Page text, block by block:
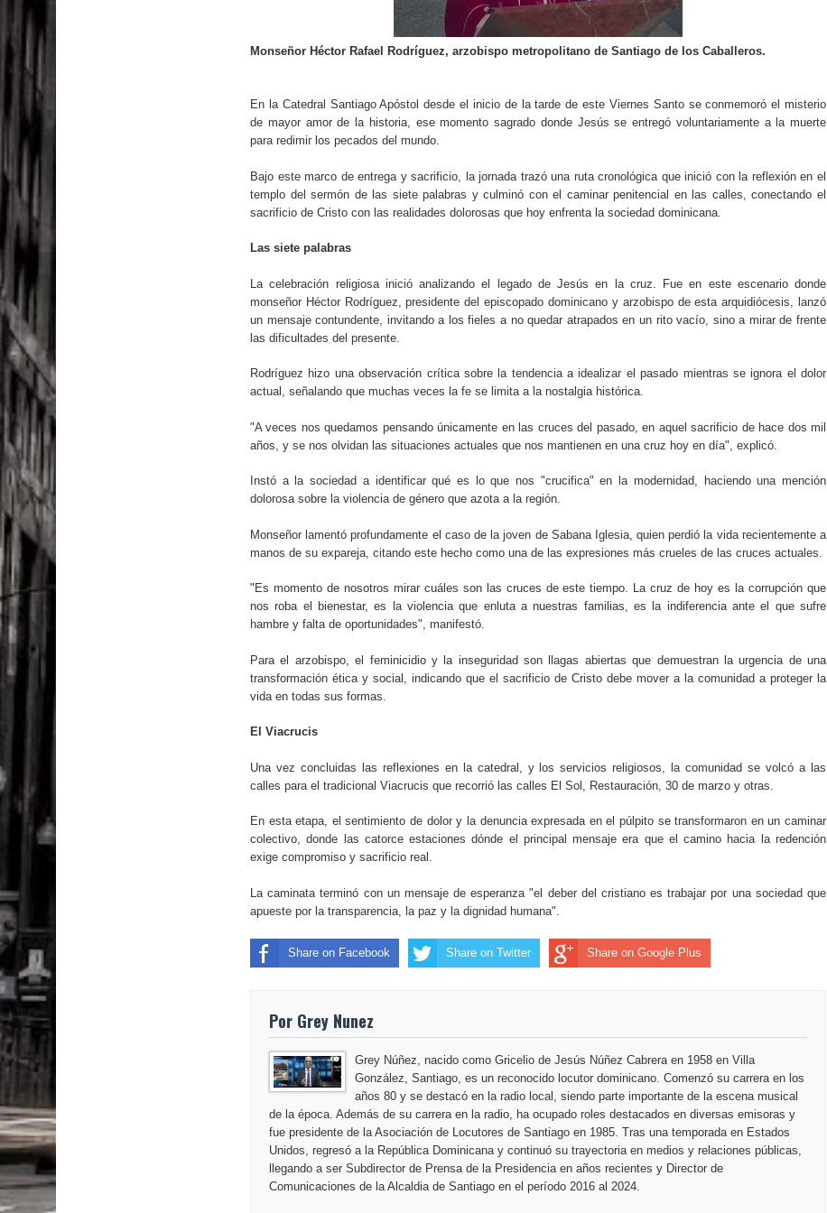
El PRM tendrá desde el próximo domingo una dirección de hombres
Monseñor Héctor Rafael Rodríguez, arzobispo metropolitano de Santiago de los Caballeros.
En la Catedral Santiago Apóstol desde el inicio de la tarde de este Viernes Santo se conmemoró el misterio
de mayor amor de la historia, ese momento sagrado donde Jesús se entregó voluntariamente a la muerte
para redimir los pecados del mundo.
Bajo este marco de entrega y sacrificio, la jornada trazó una ruta cronológica que inició con la reflexión en el
templo del sermón de las siete palabras y culminó con el caminar penitencial en las calles, conectando el
sacrificio de Cristo con las realidades dolorosas que hoy enfrenta la sociedad dominicana.
Las siete palabras
La celebración religiosa inició analizando el legado de Jesús en la cruz. Fue en este escenario donde
monseñor Héctor Rodríguez, presidente del episcopado dominicano y arzobispo de esta arquidiócesis, lanzó
un mensaje contundente, invitando a los fieles a no quedar atrapados en un rito vacío, sino a mirar de frente
las dificultades del presente.
Rodríguez hizo una observación crítica sobre la tendencia a idealizar el pasado mientras se ignora el dolor
actual, señalando que muchas veces la fe se limita a la nostalgia histórica.
"A veces nos quedamos pensando únicamente en las cruces del pasado, en aquel sacrificio de hace dos mil
años, y se nos olvidan las situaciones actuales que nos mantienen en una cruz hoy en día", explicó.
Instó a la sociedad a identificar qué es lo que nos "crucifica" en la modernidad, haciendo una mención
dolorosa sobre la violencia de género que azota a la región.
Monseñor lamentó profundamente el caso de la joven de Sabana Iglesia, quien perdió la vida recientemente a
manos de su expareja, citando este hecho como una de las expresiones más crueles de las cruces actuales.
"Es momento de nosotros mirar cuáles son las cruces de este tiempo. La cruz de hoy es la corrupción que
nos roba el bienestar, es la violencia que enluta a nuestras familias, es la indiferencia ante el que sufre
hambre y falta de oportunidades", manifestó.
Para el arzobispo, el feminicidio y la inseguridad son llagas abiertas que demuestran la urgencia de una
transformación ética y social, indicando que el sacrificio de Cristo debe mover a la comunidad a proteger la
vida en todas sus formas.
El Viacrucis
Una vez concluidas las reflexiones en la catedral, y los servicios religiosos, la comunidad se volcó a las
calles para el tradicional Viacrucis que recorrió las calles El Sol, Restauración, 30 de marzo y otras.
En esta etapa, el sentimiento de dolor y la denuncia expresada en el púlpito se transformaron en un caminar
colectivo, donde las catorce estaciones dónde el principal mensaje era que el camino hacia la redención
exige compromiso y sacrificio real.
La caminata terminó con un mensaje de esperanza "el deber del cristiano es trabajar por una sociedad que
apueste por la transparencia, la paz y la dignidad humana".
Share on Facebook Share on Twitter Share on Google Plus
Por Grey Nunez
Grey Núñez, nacido como Gricelio de Jesús Núñez Cabrera en 1958 en Villa
González, Santiago, es un reconocido locutor dominicano. Comenzó su carrera en los
años 80 y se destacó en la radio local, siendo parte importante de la escena musical
de la época. Además de su carrera en la radio, ha ocupado roles destacados en diversas emisoras y
fue presidente de la Asociación de Locutores de Santiago en 1985. Tras una temporada en Estados
Unidos, regresó a la República Dominicana y continuó su trayectoria en medios y relaciones públicas,
llegando a ser Subdirector de Prensa de la Presidencia en años recientes y Director de
Comunicaciones de la Alcaldia de Santiago en el período 2016 al 2024.